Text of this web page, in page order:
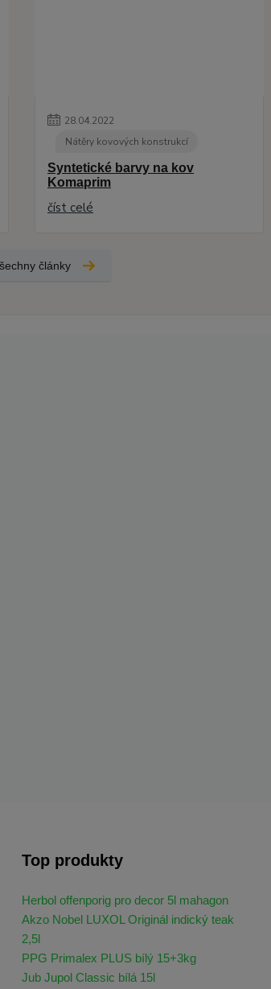
28.04.2022
Nátěry kovových konstrukcí
Syntetické barvy na kov
Komaprim
číst celé
články
Top produkty
Herbol offenporig pro decor 5l mahagon
Akzo Nobel LUXOL Originál indický teak
2,5l
PPG Primalex PLUS bílý 15+3kg
Jub Jupol Classic bílá 15l